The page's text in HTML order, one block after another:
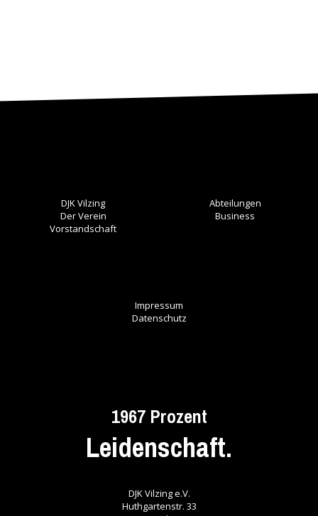
DJK Vilzing
Der Verein
Vorstandschaft
Abteilungen
Business
Impressum
Datenschutz
1967 Prozent
Leidenschaft.
DJK Vilzing e.V.
Huthgartenstr. 33